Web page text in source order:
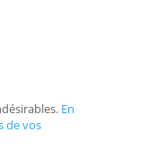
En
de vos